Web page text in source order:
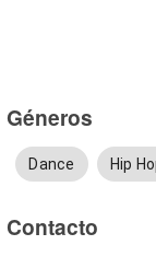
Géneros
Dance Hip
Contacto